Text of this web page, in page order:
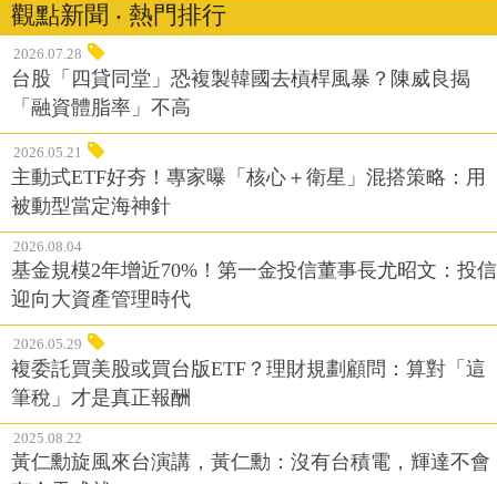
觀點新聞 ‧ 熱門排行
2026.07.28
台股「四貸同堂」恐複製韓國去槓桿風暴？陳威良揭
「融資體脂率」不高
2026.05.21
主動式ETF好夯！專家曝「核心＋衛星」混搭策略：用
被動型當定海神針
2026.08.04
基金規模2年增近70%！第一金投信董事長尤昭文：投信
迎向大資產管理時代
2026.05.29
複委託買美股或買台版ETF？理財規劃顧問：算對「這
筆稅」才是真正報酬
2025.08.22
黃仁勳旋風來台演講，黃仁勳：沒有台積電，輝達不會